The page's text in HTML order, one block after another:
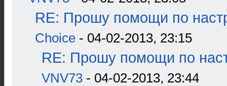
RE: Прошу помощи по
Choice - 04-02-2013, 23:15
RE: Прошу помощи по
VNV73 - 04-02-2013, 23:44